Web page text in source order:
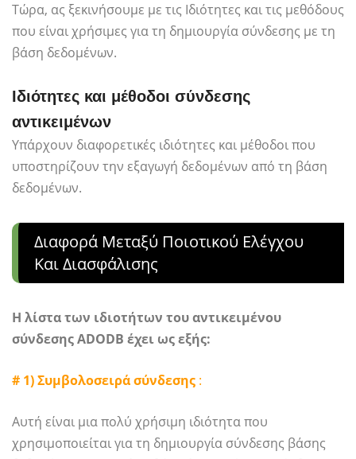
Τώρα, ας ξεκινήσουμε με τις Ιδιότητες και τις μεθόδους
που είναι χρήσιμες για τη δημιουργία σύνδεσης με τη
βάση δεδομένων.
Ιδιότητες και μέθοδοι σύνδεσης
αντικειμένων
Υπάρχουν διαφορετικές ιδιότητες και μέθοδοι που
υποστηρίζουν την εξαγωγή δεδομένων από τη βάση
δεδομένων.
Διαφορά Μεταξύ Ποιοτικού Ελέγχου
Και Διασφάλισης
Η λίστα των ιδιοτήτων του αντικειμένου
σύνδεσης ADODB έχει ως εξής:
# 1) Συμβολοσειρά σύνδεσης :
Αυτή είναι μια πολύ χρήσιμη ιδιότητα που
χρησιμοποιείται για τη δημιουργία σύνδεσης βάσης